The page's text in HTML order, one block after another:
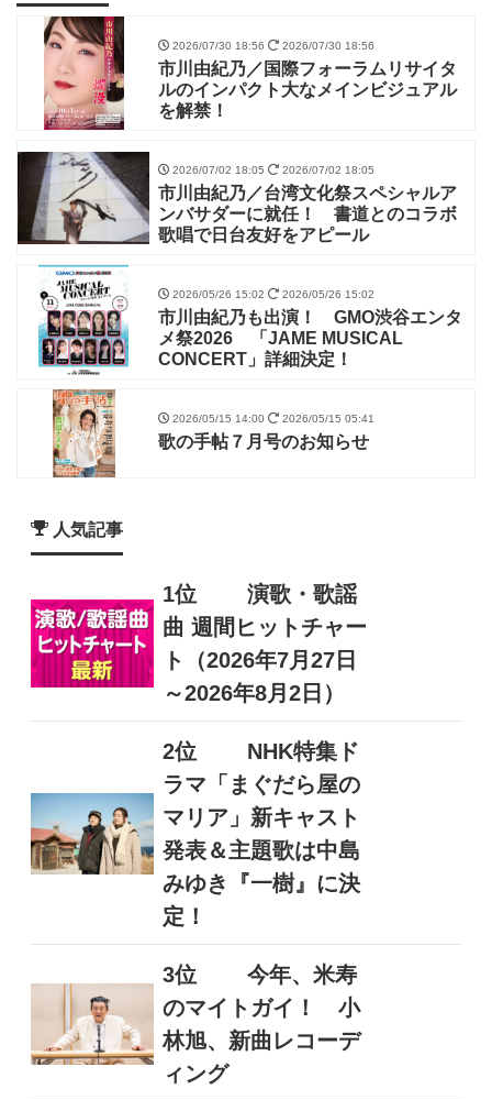
2026/07/30 18:56 2026/07/30 18:56
市川由紀乃／国際フォーラムリサイタ
ルのインパクト大なメインビジュアル
を解禁！
2026/07/02 18:05 2026/07/02 18:05
市川由紀乃／台湾文化祭スペシャルア
ンバサダーに就任！ 書道とのコラボ
歌唱で日台友好をアピール
2026/05/26 15:02 2026/05/26 15:02
市川由紀乃も出演！ GMO渋谷エンタ
メ祭2026 「JAME MUSICAL
CONCERT」詳細決定！
2026/05/15 14:00 2026/05/15 05:41
歌の手帖７月号のお知らせ
人気記事
1位
演歌・歌謡
曲 週間ヒットチャー
ト（2026年7月27日
～2026年8月2日）
2位
NHK特集ド
ラマ「まぐだら屋の
マリア」新キャスト
発表＆主題歌は中島
みゆき『一樹』に決
定！
3位
今年、米寿
のマイトガイ！ 小
林旭、新曲レコーデ
ィング